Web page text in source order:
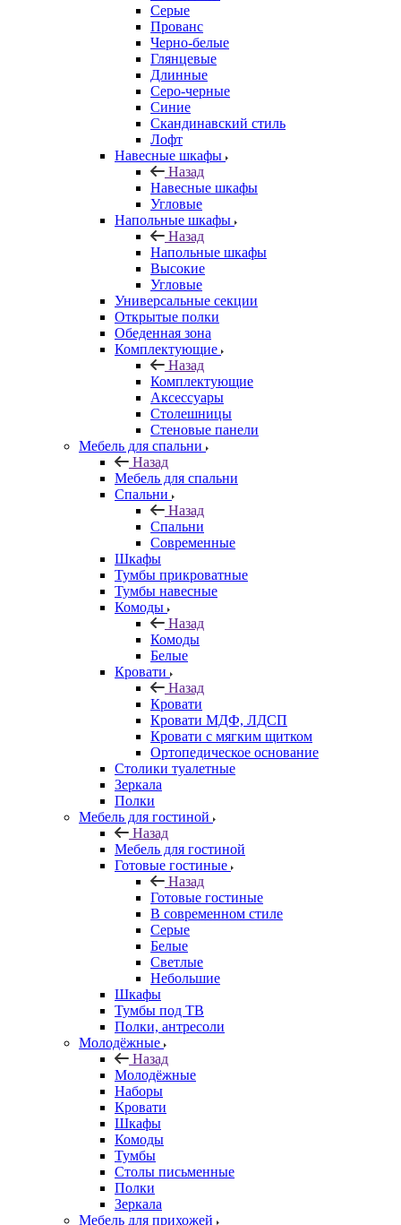
Серые
Прованс
Черно-белые
Глянцевые
Длинные
Серо-черные
Синие
Скандинавский стиль
Лофт
Навесные шкафы
Назад
Навесные шкафы
Угловые
Напольные шкафы
Назад
Напольные шкафы
Высокие
Угловые
Универсальные секции
Открытые полки
Обеденная зона
Комплектующие
Назад
Комплектующие
Аксессуары
Столешницы
Стеновые панели
Мебель для спальни
Назад
Мебель для спальни
Спальни
Назад
Спальни
Современные
Шкафы
Тумбы прикроватные
Тумбы навесные
Комоды
Назад
Комоды
Белые
Кровати
Назад
Кровати
Кровати МДФ, ЛДСП
Кровати с мягким щитком
Ортопедическое основание
Столики туалетные
Зеркала
Полки
Мебель для гостиной
Назад
Мебель для гостиной
Готовые гостиные
Назад
Готовые гостиные
В современном стиле
Серые
Белые
Светлые
Небольшие
Шкафы
Тумбы под ТВ
Полки, антресоли
Молодёжные
Назад
Молодёжные
Наборы
Кровати
Шкафы
Комоды
Тумбы
Столы письменные
Полки
Зеркала
Мебель для прихожей